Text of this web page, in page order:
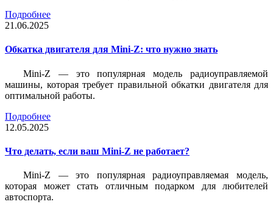
Подробнее
21.06.2025
Обкатка двигателя для Mini-Z: что нужно знать
Mini-Z — это популярная модель радиоуправляемой
машины, которая требует правильной обкатки двигателя для
оптимальной работы.
Подробнее
12.05.2025
Что делать, если ваш Mini-Z не работает?
Mini-Z — это популярная радиоуправляемая модель,
которая может стать отличным подарком для любителей
автоспорта.